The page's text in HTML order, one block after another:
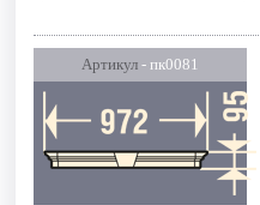
Артикул - пк0081